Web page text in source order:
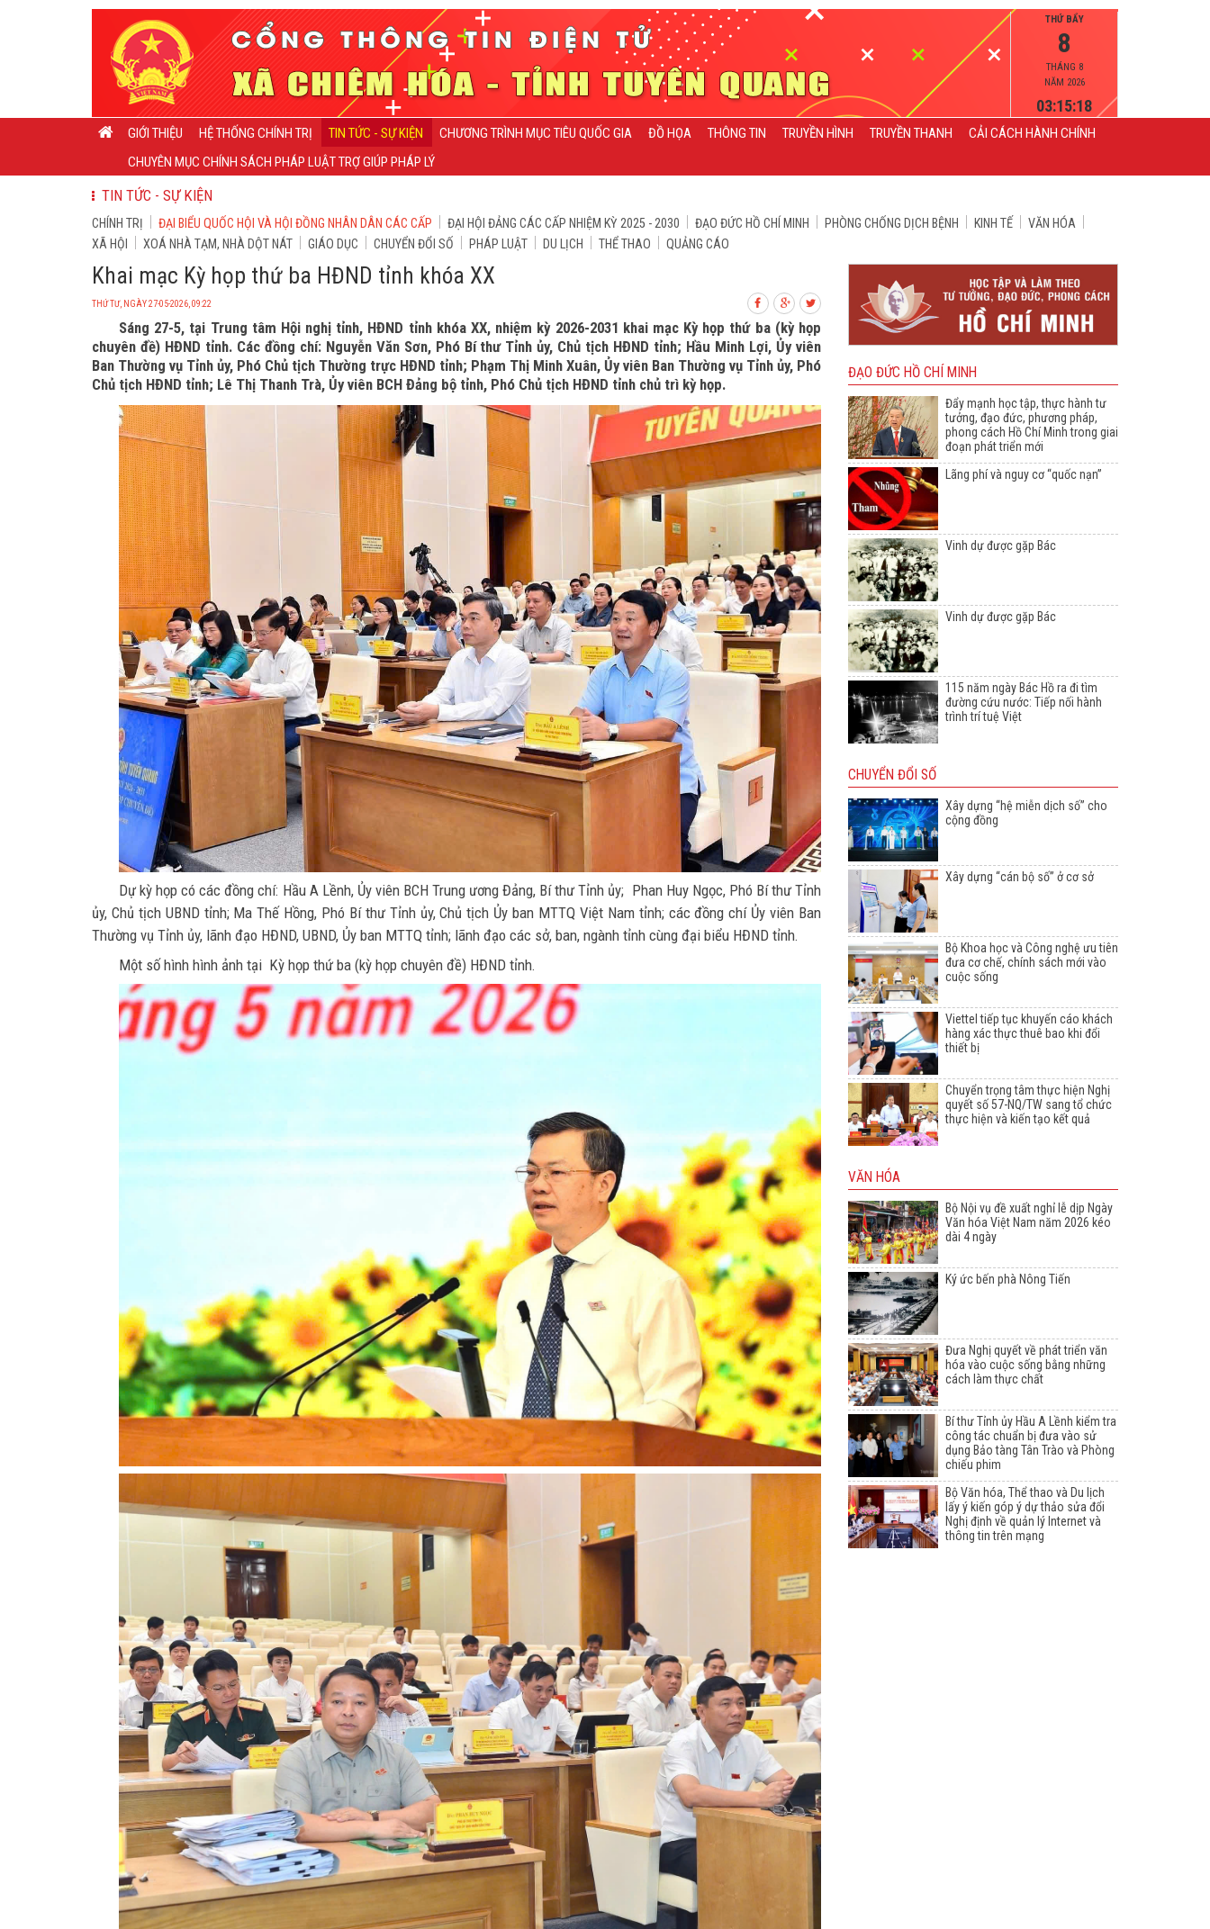
THỨ BẨY
8
THÁNG 8
NĂM 2026
03:15:20
GIỚI THIỆU HỆ THỐNG CHÍNH TRỊ TIN TỨC - SỰ KIỆN CHƯƠNG TRÌNH MỤC TIÊU QUỐC GIA ĐỒ HỌA THÔNG TIN TRUYỀN HÌNH TRUYỀN THANH
CẢI CÁCH HÀNH CHÍNH
CHUYÊN MỤC CHÍNH SÁCH PHÁP LUẬT TRỢ GIÚP PHÁP LÝ
TIN TỨC - SỰ KIỆN
CHÍNH TRỊ ĐẠI BIỂU QUỐC HỘI VÀ HỘI ĐỒNG NHÂN DÂN CÁC CẤP ĐẠI HỘI ĐẢNG CÁC CẤP NHIỆM KỲ 2025 - 2030 ĐẠO ĐỨC HỒ CHÍ MINH PHÒNG CHỐNG DỊCH BỆNH KINH TẾ
VĂN HÓA
XÃ HỘI
XOÁ NHÀ TẠM, NHÀ DỘT NÁT GIÁO DỤC CHUYỂN ĐỔI SỐ PHÁP LUẬT DU LỊCH THỂ THAO QUẢNG CÁO
Khai mạc Kỳ họp thứ ba HĐND tỉnh khóa XX
THỨ TƯ, NGÀY 27-05-2026, 09:22
Sáng 27-5, tại Trung tâm Hội nghị tỉnh, HĐND tỉnh khóa XX, nhiệm kỳ 2026-2031 khai mạc Kỳ họp thứ ba (kỳ họp
chuyên đề) HĐND tỉnh. Các đồng chí: Nguyễn Văn Sơn, Phó Bí thư Tỉnh ủy, Chủ tịch HĐND tỉnh; Hầu Minh Lợi, Ủy viên
Ban Thường vụ Tỉnh ủy, Phó Chủ tịch Thường trực HĐND tỉnh; Phạm Thị Minh Xuân, Ủy viên Ban Thường vụ Tỉnh ủy, Phó
Chủ tịch HĐND tỉnh; Lê Thị Thanh Trà, Ủy viên BCH Đảng bộ tỉnh, Phó Chủ tịch HĐND tỉnh chủ trì kỳ họp.
Dự kỳ họp có các đồng chí: Hầu A Lềnh, Ủy viên BCH Trung ương Đảng, Bí thư Tỉnh ủy; Phan Huy Ngọc, Phó Bí thư Tỉnh
ủy, Chủ tịch UBND tỉnh; Ma Thế Hồng, Phó Bí thư Tỉnh ủy, Chủ tịch Ủy ban MTTQ Việt Nam tỉnh; các đồng chí Ủy viên Ban
Thường vụ Tỉnh ủy, lãnh đạo HĐND, UBND, Ủy ban MTTQ tỉnh; lãnh đạo các sở, ban, ngành tỉnh cùng đại biểu HĐND tỉnh.
Một số hình hình ảnh tại Kỳ họp thứ ba (kỳ họp chuyên đề) HĐND tỉnh.
ĐẠO ĐỨC HỒ CHÍ MINH
Đẩy mạnh học tập, thực hành tư
tưởng, đạo đức, phương pháp,
phong cách Hồ Chí Minh trong giai
đoạn phát triển mới
Lãng phí và nguy cơ “quốc nạn”
Vinh dự được gặp Bác
Vinh dự được gặp Bác
115 năm ngày Bác Hồ ra đi tìm
đường cứu nước: Tiếp nối hành
trình trí tuệ Việt
CHUYỂN ĐỔI SỐ
Xây dựng “hệ miễn dịch số” cho
cộng đồng
Xây dựng “cán bộ số” ở cơ sở
Bộ Khoa học và Công nghệ ưu tiên
đưa cơ chế, chính sách mới vào
cuộc sống
Viettel tiếp tục khuyến cáo khách
hàng xác thực thuê bao khi đổi
thiết bị
Chuyển trọng tâm thực hiện Nghị
quyết số 57-NQ/TW sang tổ chức
thực hiện và kiến tạo kết quả
VĂN HÓA
Bộ Nội vụ đề xuất nghỉ lễ dịp Ngày
Văn hóa Việt Nam năm 2026 kéo
dài 4 ngày
Ký ức bến phà Nông Tiến
Đưa Nghị quyết về phát triển văn
hóa vào cuộc sống bằng những
cách làm thực chất
Bí thư Tỉnh ủy Hầu A Lềnh kiểm tra
công tác chuẩn bị đưa vào sử
dụng Bảo tàng Tân Trào và Phòng
chiếu phim
Bộ Văn hóa, Thể thao và Du lịch
lấy ý kiến góp ý dự thảo sửa đổi
Nghị định về quản lý Internet và
thông tin trên mạng